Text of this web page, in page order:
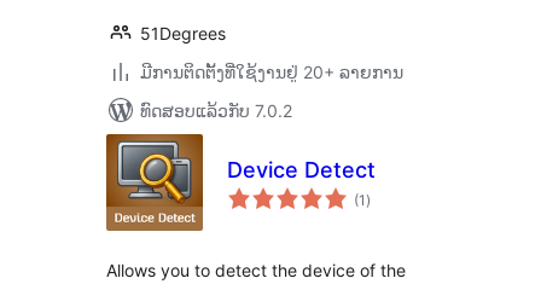
51Degrees
ມີການຕິດຕັ້ງທີ່ໃຊ້ງານຢູ່ 20+ ລາຍການ
ທົດສອບແລ້ວກັບ 7.0.2
Device Detect
(1 ຄະແນນ
ທັງໝົດ
)
Allows you to detect the device of the